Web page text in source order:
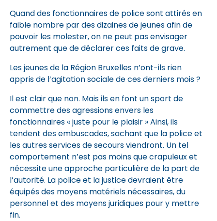
Quand des fonctionnaires de police sont attirés en
faible nombre par des dizaines de jeunes afin de
pouvoir les molester, on ne peut pas envisager
autrement que de déclarer ces faits de grave.
Les jeunes de la Région Bruxelles n’ont-ils rien
appris de l’agitation sociale de ces derniers mois ?
Il est clair que non. Mais ils en font un sport de
commettre des agressions envers les
fonctionnaires « juste pour le plaisir » Ainsi, ils
tendent des embuscades, sachant que la police et
les autres services de secours viendront. Un tel
comportement n’est pas moins que crapuleux et
nécessite une approche particulière de la part de
l’autorité. La police et la justice devraient être
équipés des moyens matériels nécessaires, du
personnel et des moyens juridiques pour y mettre
fin.